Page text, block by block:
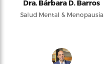
Dra. Bárbara D. Barros
Salud Mental & Menopausia